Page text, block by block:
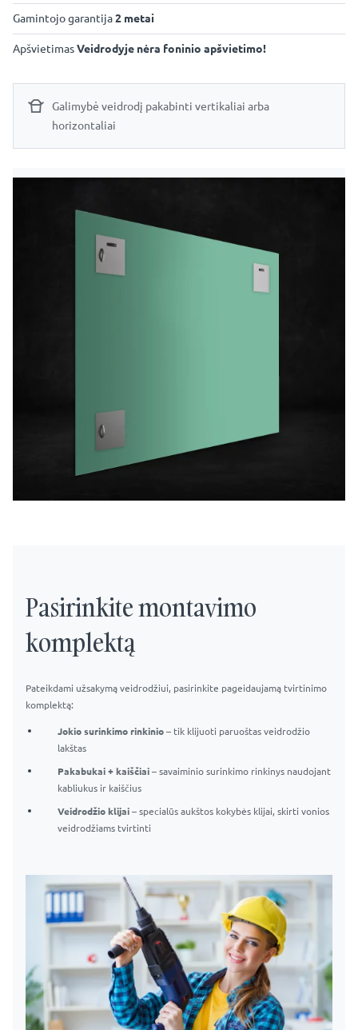
Gamintojo garantija2 metai
ApšvietimasVeidrodyje nėra foninio apšvietimo!
Galimybė veidrodį pakabinti vertikaliai arba
horizontaliai
Pasirinkite montavimo
komplektą
Pateikdami užsakymą veidrodžiui, pasirinkite pageidaujamą tvirtinimo
komplektą:
Jokio surinkimo rinkinio – tik klijuoti paruoštas veidrodžio
lakštas
Pakabukai + kaiščiai – savaiminio surinkimo rinkinys naudojant
kabliukus ir kaiščius
Veidrodžio klijai – specialūs aukštos kokybės klijai, skirti vonios
veidrodžiams tvirtinti